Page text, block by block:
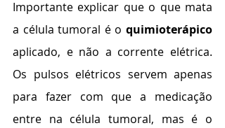
Importante explicar que o que mata
a célula tumoral é o quimioterápico
aplicado, e não a corrente elétrica.
Os pulsos elétricos servem apenas
para fazer com que a medicação
entre na célula tumoral, mas é o